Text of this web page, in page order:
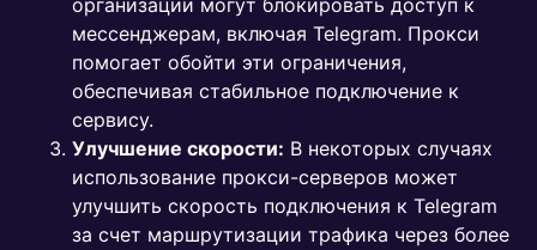
организации могут блокировать доступ к
мессенджерам, включая Telegram. Прокси
помогает обойти эти ограничения,
обеспечивая стабильное подключение к
сервису.
Улучшение скорости: В некоторых случаях
использование прокси-серверов может
улучшить скорость подключения к Telegram
за счет маршрутизации трафика через более